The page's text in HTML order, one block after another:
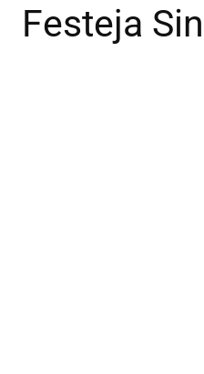
Festeja